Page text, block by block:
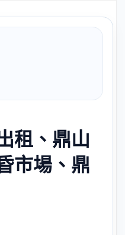
租、鼎山
市場、鼎